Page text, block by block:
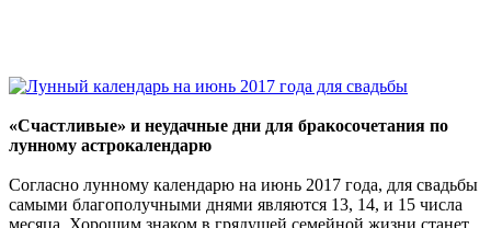
«Счастливые» и неудачные дни для бракосочетания по
лунному астрокалендарю
Согласно лунному календарю на июнь 2017 года, для свадьбы
самыми благополучными днями являются 13, 14, и 15 числа
месяца. Хорошим знаком в грядущей семейной жизни станет